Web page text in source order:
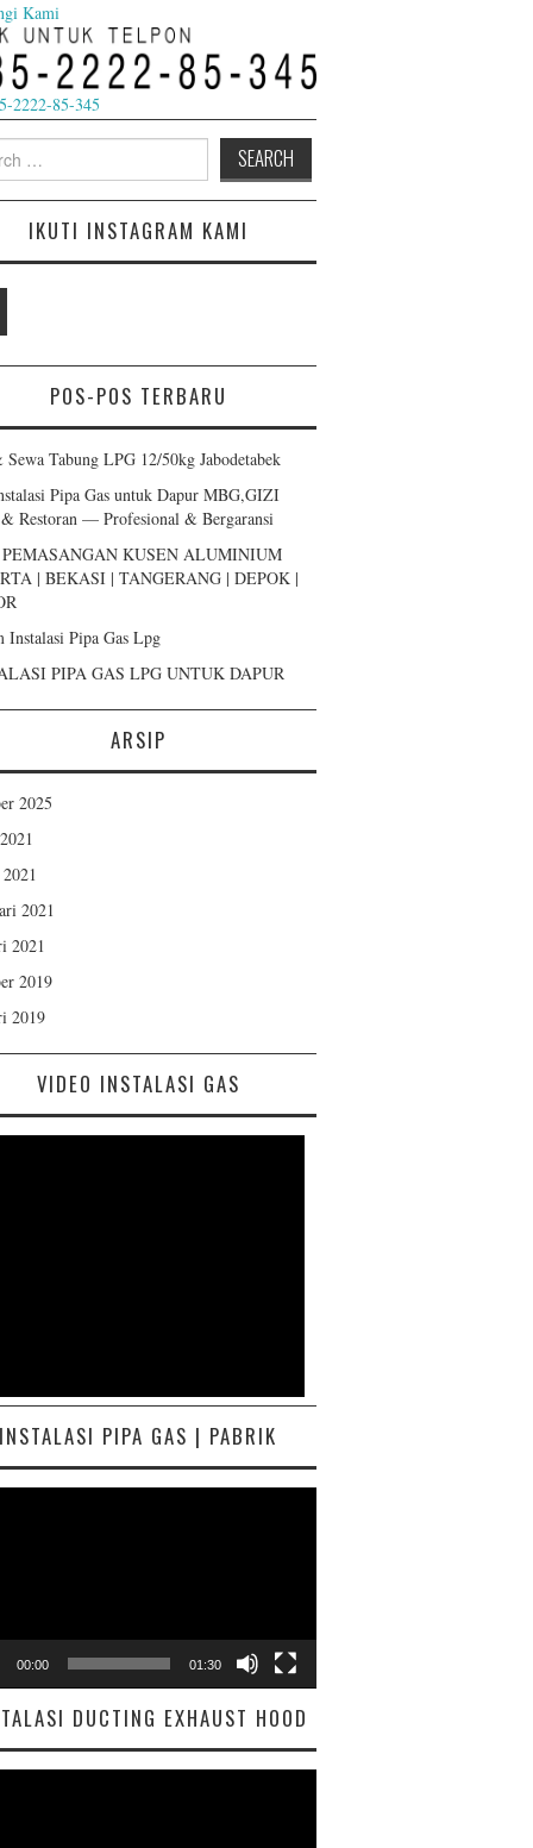
Kami
2222-85-345
IKUTI INSTAGRAM KAMI
POS-POS TERBARU
Sewa Tabung LPG 12/50kg Jabodetabek
Pipa Gas untuk Dapur MBG,GIZI
Restoran — Profesional & Bergaransi
PEMASANGAN KUSEN ALUMINIUM
| BEKASI | TANGERANG | DEPOK |
Instalasi Pipa Gas Lpg
PIPA GAS LPG UNTUK DAPUR
ARSIP
2025
2021
2021
2019
2019
VIDEO INSTALASI GAS
INSTALASI PIPA GAS | PABRIK
00:00 01:30
DUCTING EXHAUST HOOD